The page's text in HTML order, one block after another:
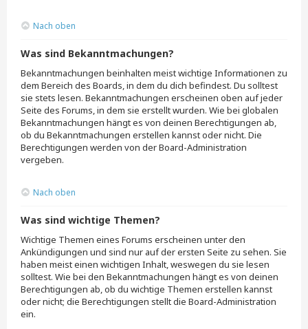
Nach oben
Was sind Bekanntmachungen?
Bekanntmachungen beinhalten meist wichtige Informationen zu
dem Bereich des Boards, in dem du dich befindest. Du solltest
sie stets lesen. Bekanntmachungen erscheinen oben auf jeder
Seite des Forums, in dem sie erstellt wurden. Wie bei globalen
Bekanntmachungen hängt es von deinen Berechtigungen ab,
ob du Bekanntmachungen erstellen kannst oder nicht. Die
Berechtigungen werden von der Board-Administration
vergeben.
Nach oben
Was sind wichtige Themen?
Wichtige Themen eines Forums erscheinen unter den
Ankündigungen und sind nur auf der ersten Seite zu sehen. Sie
haben meist einen wichtigen Inhalt, weswegen du sie lesen
solltest. Wie bei den Bekanntmachungen hängt es von deinen
Berechtigungen ab, ob du wichtige Themen erstellen kannst
oder nicht; die Berechtigungen stellt die Board-Administration
ein.